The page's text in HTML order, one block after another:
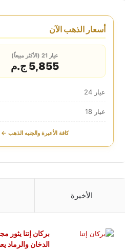
أسعار الذهب الآن
عيار 21 (الأكثر مبيعاً)
5,855 ج.م
عيار 24
عيار 18
كافة الأعيرة والجنيه الذهب ←
الأخيرة
بركان إتنا يثور
الدخان والرماد